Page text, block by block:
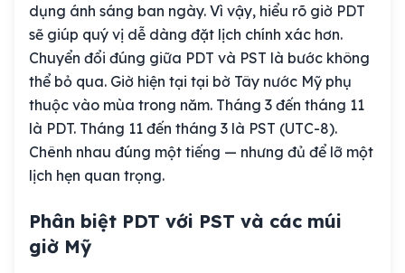
dụng ánh sáng ban ngày. Vì vậy, hiểu rõ giờ PDT
sẽ giúp quý vị dễ dàng đặt lịch chính xác hơn.
Chuyển đổi đúng giữa PDT và PST là bước không
thể bỏ qua. Giờ hiện tại tại bờ Tây nước Mỹ phụ
thuộc vào mùa trong năm. Tháng 3 đến tháng 11
là PDT. Tháng 11 đến tháng 3 là PST (UTC-8).
Chênh nhau đúng một tiếng — nhưng đủ để lỡ một
lịch hẹn quan trọng.
Phân biệt PDT với PST và các múi
giờ Mỹ